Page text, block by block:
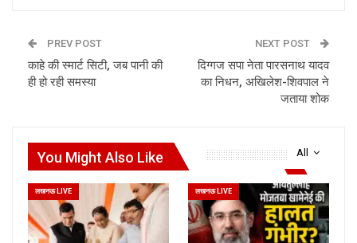
PREV POST
काहे की स्मार्ट सिटी, जब पानी की
ही हो रही समस्या
NEXT POST
दिग्गज सपा नेता पारसनाथ यादव
का निधन, अखिलेश-शिवपाल ने
जताया शोक
All
You Might Also Like
लखनऊ LIVE लखनऊ LIVE